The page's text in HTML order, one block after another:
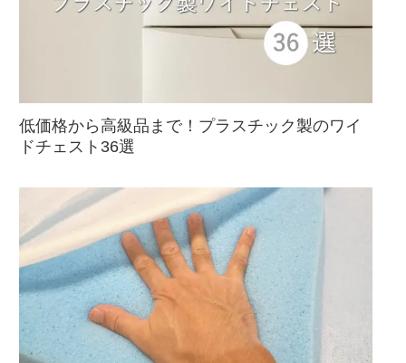
低価格から高級品まで！プラスチック製のワイ
ドチェスト36選